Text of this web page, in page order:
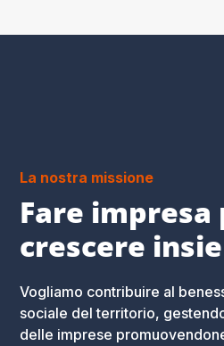
La nostra missione
Fare impresa
crescere
Vogliamo contribuire al
sociale del territorio,
delle imprese